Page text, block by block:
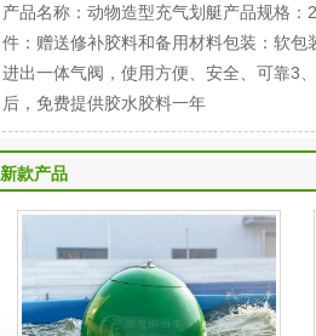
产品名称：动物造型充气划艇产品规格
件：赠送修补胶料和备用材料包装：软
进出一体气阀，使用方便、安全、可靠3
后，免费提供胶水胶料一年
新款产品